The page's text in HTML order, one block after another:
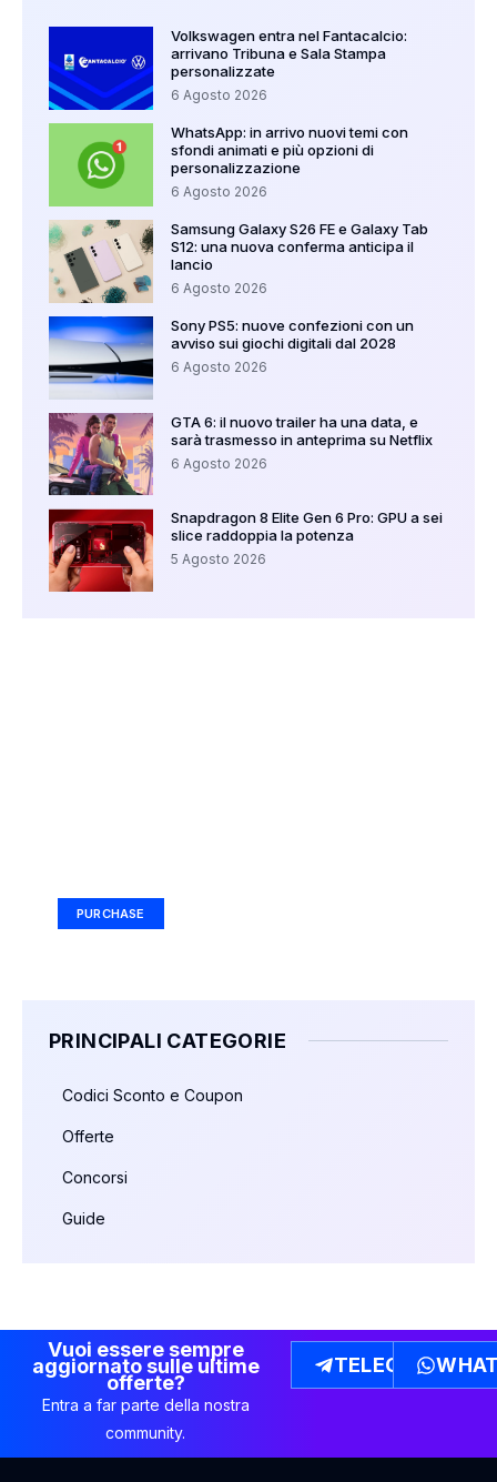
Volkswagen entra nel Fantacalcio:
arrivano Tribuna e Sala Stampa
personalizzate
6 Agosto 2026
WhatsApp: in arrivo nuovi temi con
sfondi animati e più opzioni di
personalizzazione
6 Agosto 2026
Samsung Galaxy S26 FE e Galaxy Tab
S12: una nuova conferma anticipa il
lancio
6 Agosto 2026
Sony PS5: nuove confezioni con un
avviso sui giochi digitali dal 2028
6 Agosto 2026
GTA 6: il nuovo trailer ha una data, e
sarà trasmesso in anteprima su Netflix
6 Agosto 2026
Snapdragon 8 Elite Gen 6 Pro: GPU a sei
slice raddoppia la potenza
5 Agosto 2026
PURCHASE
PRINCIPALI CATEGORIE
Codici Sconto e Coupon
Offerte
Concorsi
Guide
Vuoi essere sempre
aggiornato sulle ultime
offerte?
Entra a far parte della nostra
community.
TELEGRAM